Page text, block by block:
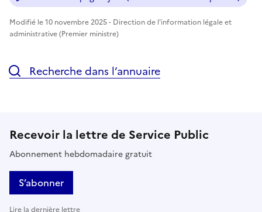
Modifié le 10 novembre 2025 - Direction de l'information légale et
administrative (Premier ministre)
Recherche dans l’annuaire
Recevoir la lettre de Service Public
Abonnement hebdomadaire gratuit
S’abonner
Lire la dernière lettre